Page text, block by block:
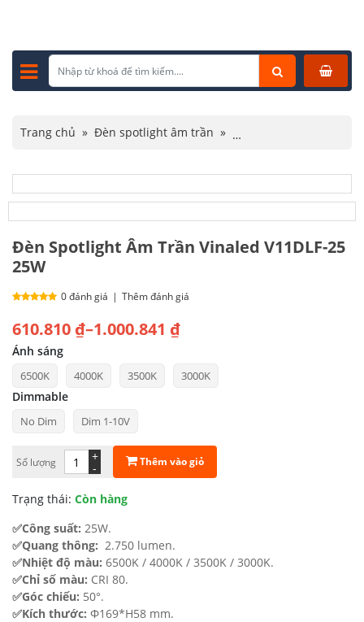
Trang chủ » Đèn spotlight âm trần »
Đèn Spotlight Âm Trần Vinaled V11DLF-25 25W
Đèn Spotlight Âm Trần Vinaled V11DLF-25
25W
0 đánh giá | Thêm đánh giá
610.810 ₫–1.000.841 ₫
Khoảng
giá:
từ
610.810 ₫
đến
1.000.841 ₫
Ánh sáng
6500K 4000K 3500K 3000K
Dimmable
No Dim Dim 1-10V
Số lượng -
+ Thêm vào giỏ
Trạng thái: Còn hàng
✅Công suất: 25W.
✅Quang thông: 2.750 lumen.
✅Nhiệt độ màu: 6500K / 4000K / 3500K / 3000K.
✅Chỉ số màu: CRI 80.
✅Góc chiếu: 50°.
✅Kích thước: Φ169*H58 mm.